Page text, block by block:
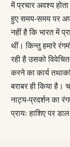
में प्रचार अवश्य
हुए समय-समय पर
नहीं है कि भारत में
थीं। किन्तु हमारे
रही है उसको
करने का कार्य
बराबर ही किया है।
नाट्य-प्रदर्शन का
प्रायः हाशिए पर